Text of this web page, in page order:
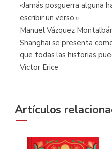
«Jamás posguerra alguna
escribir un verso.»
Manuel Vázquez
Shanghai se presenta
que todas las historias
Víctor Erice
Artículos